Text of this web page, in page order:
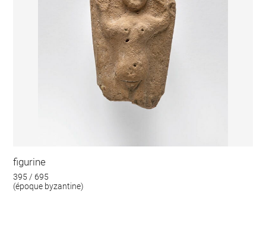
figurine
395 / 695
(époque byzantine)